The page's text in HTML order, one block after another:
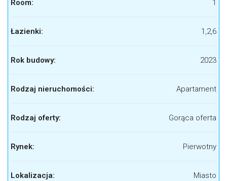
Room: 1
Łazienki: 1,2,6
Rok budowy: 2023
Rodzaj nieruchomości: Apartament
Rodzaj oferty: Gorąca oferta
Rynek: Pierwotny
Lokalizacja: Miasto